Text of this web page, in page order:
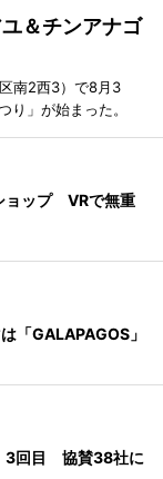
＆チンアナゴ
南2西3）で8月3
り」が始まった。
ョップ VRで無重
GALAPAGOS」
3回目 協賛38社に